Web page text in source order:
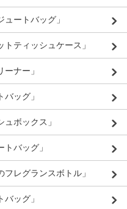
ートバッグ」
ティッシュケース」
ナー」
ッグ」
ボックス」
バッグ」
レグランスボトル」
ッグ」